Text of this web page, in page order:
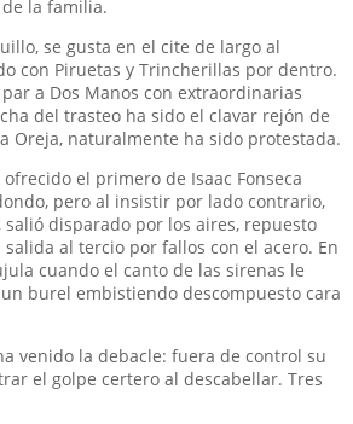
la familia.
se gusta en el cite de largo al
con Piruetas y Trincherillas por dentro.
a Dos Manos con extraordinarias
del trasteo ha sido el clavar rejón de
Oreja, naturalmente ha sido protestada.
el primero de Isaac Fonseca
pero al insistir por lado contrario,
disparado por los aires, repuesto
al tercio por fallos con el acero. En
cuando el canto de las sirenas le
burel embistiendo descompuesto cara
venido la debacle: fuera de control su
el golpe certero al descabellar. Tres